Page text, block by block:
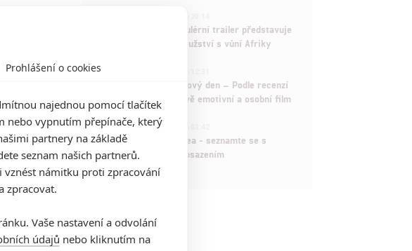
Děti krve a kostí: Regulérní trailer představuje
akční fantasy dobrodružství s vůní Afriky
Spider-Man: Zbrusu nový den – Podle recenzí
máme čekat překvapivě emotivní a osobní film
1ČLÁNEK | 30.07.2026 03:42
Velké preview: Odyssea - seznamte se s
maximálně nabitým obsazením
Prohlášení o cookies
najednou pomocí tlačítek
nebo vypnutím přepínače, který
partnery na základě
seznam našich partnerů.
vznést námitku proti zpracování
zpracovat.
Vaše nastavení a odvolání
údajů nebo kliknutím na